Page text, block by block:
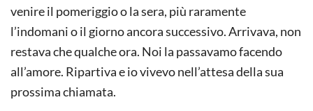
venire il pomeriggio o la sera, più raramente
l’indomani o il giorno ancora successivo. Arrivava, non
restava che qualche ora. Noi la passavamo facendo
all’amore. Ripartiva e io vivevo nell’attesa della sua
prossima chiamata.